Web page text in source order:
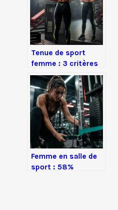
Tenue de sport
femme : 3 critères
de maintien et
matières
techniques pour la
salle
Femme en salle de
sport : 58%